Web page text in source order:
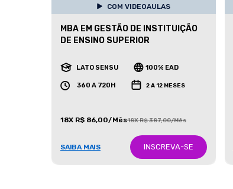
COM VIDEOAULAS
MBA EM GESTÃO DE INSTITUIÇÃO
DE ENSINO SUPERIOR
LATO SENSU 100% EAD
360 A 720H 2 A 12 MESES
18X R$ 86,00/Mês18X R$ 387,00/Mês
SAIBA MAIS INSCREVA-SE